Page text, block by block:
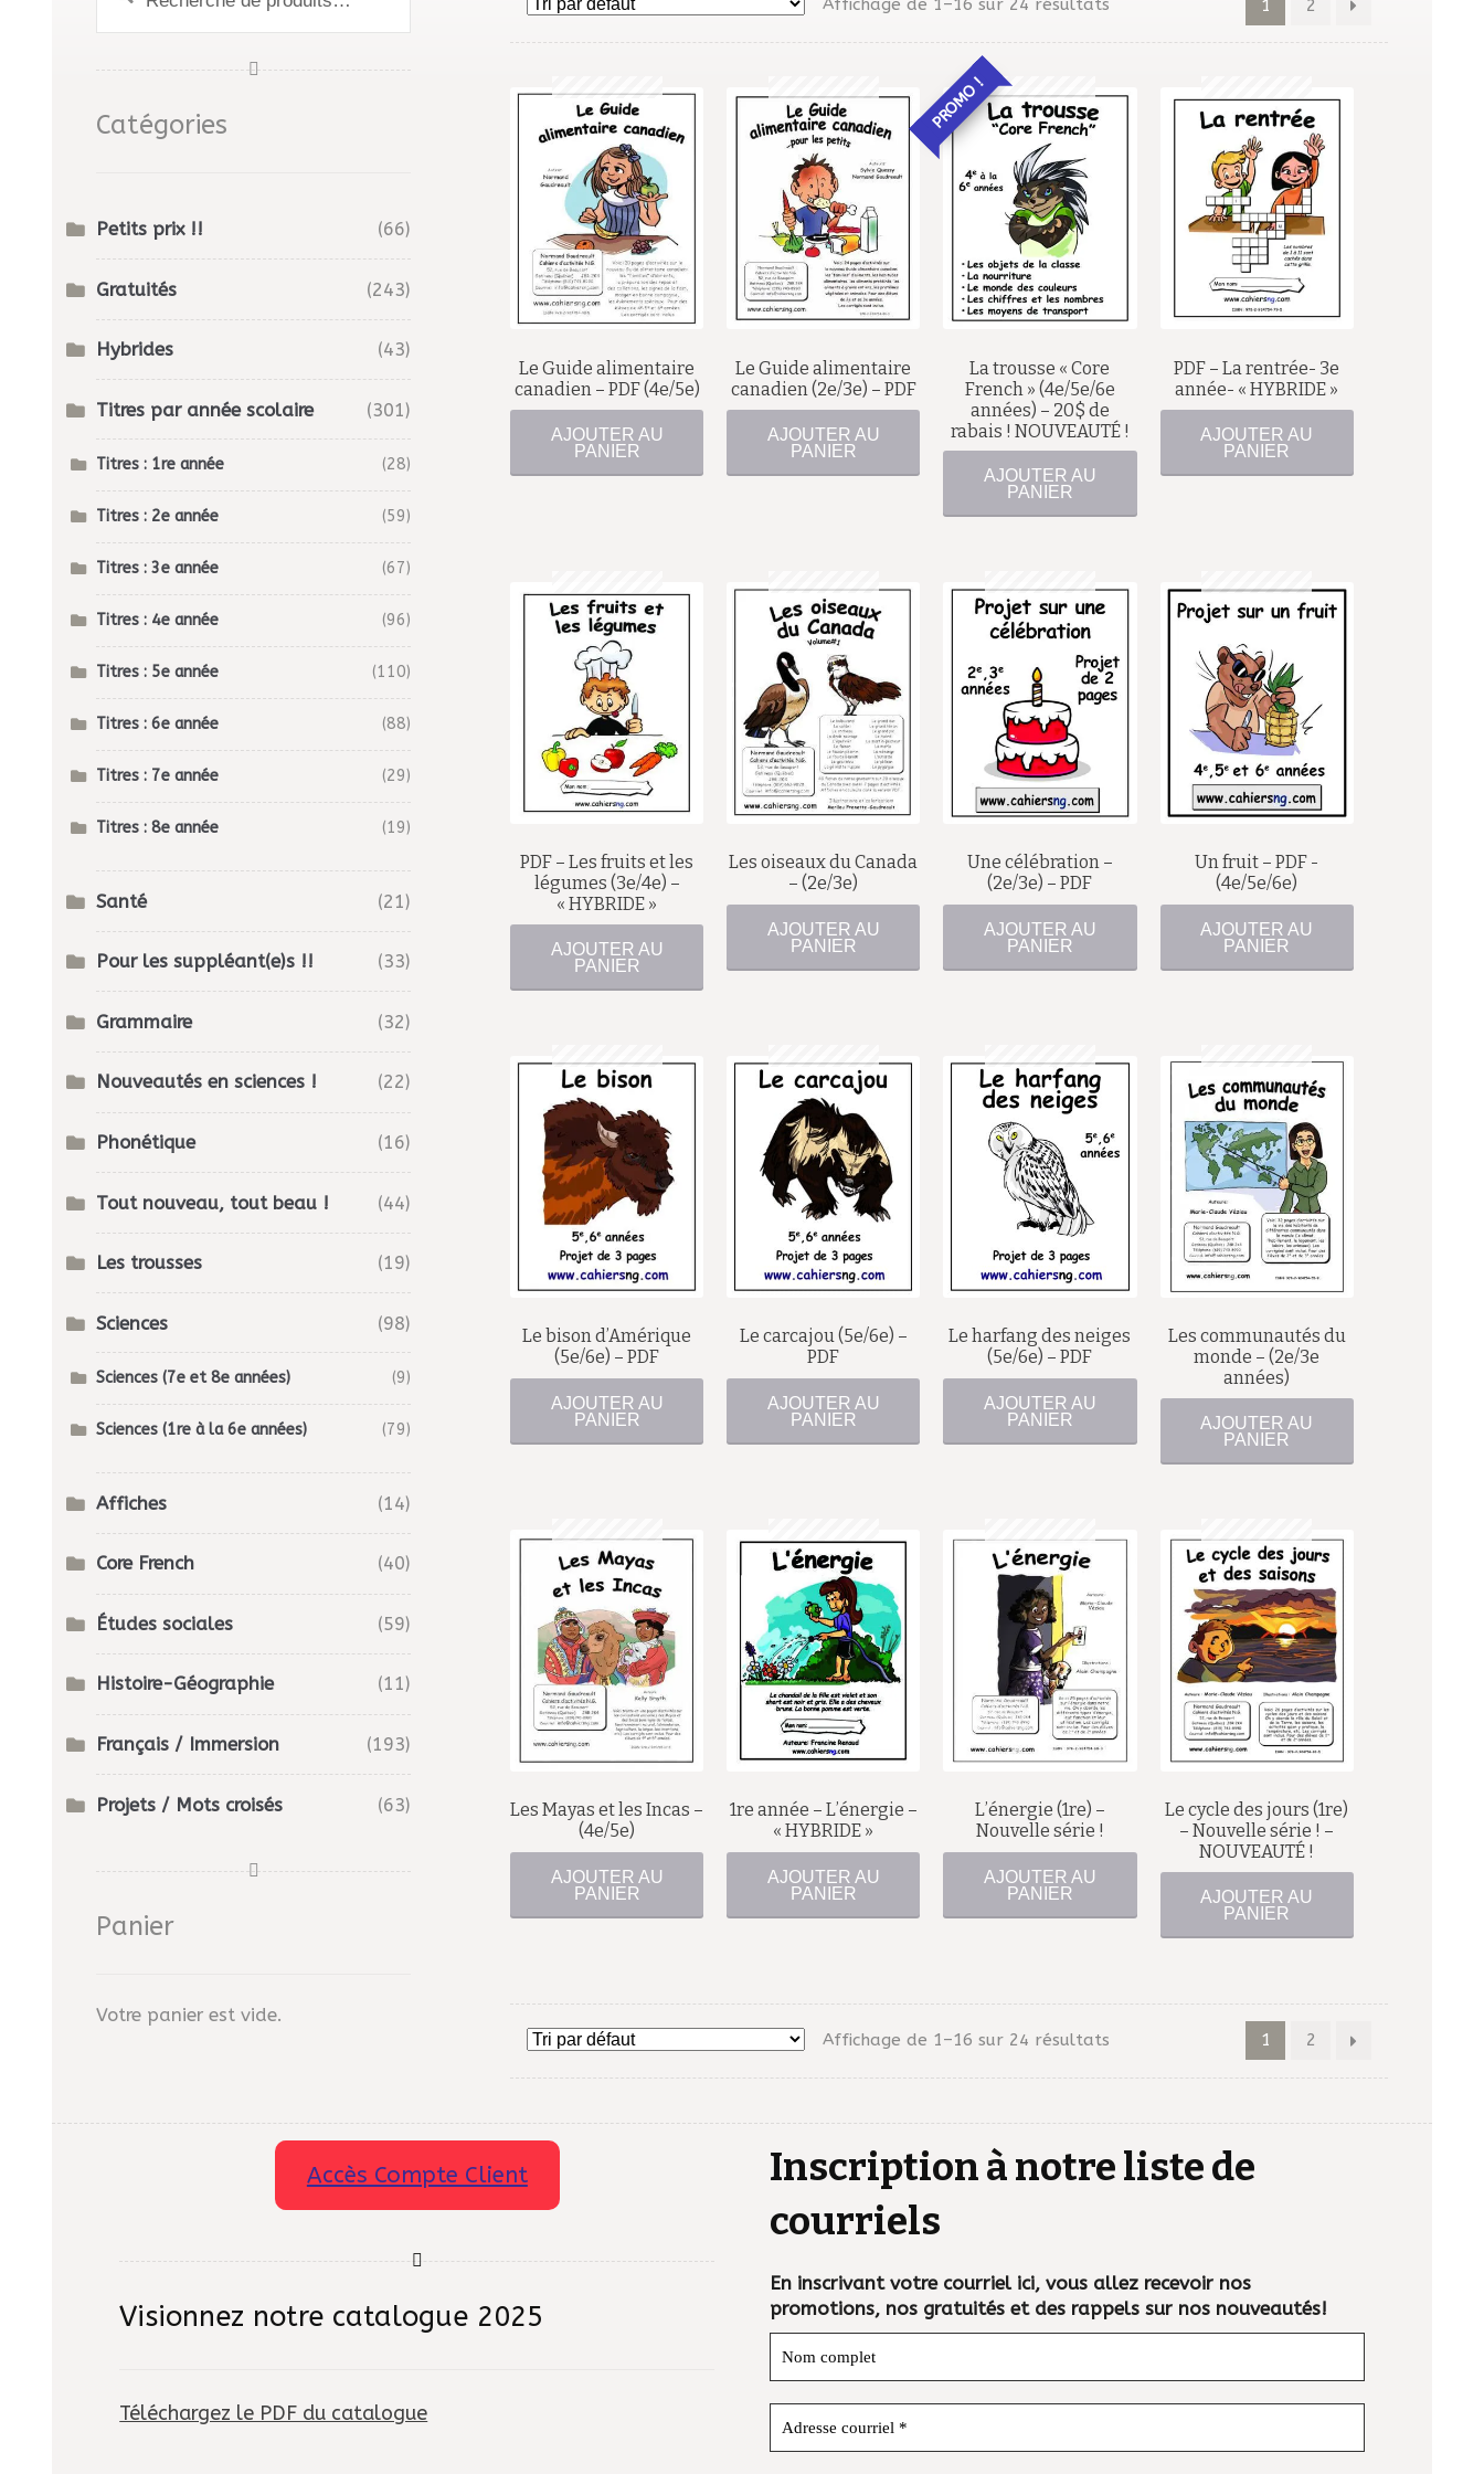
Affichage de 1–16 sur 24 résultats 1 2
Le Guide alimentaire
canadien – PDF (4e/5e)
AJOUTER AU
PANIER
Le Guide alimentaire
canadien (2e/3e) – PDF
AJOUTER AU
PANIER
La trousse « Core
French » (4e/5e/6e
années) – 20$ de
rabais ! NOUVEAUTÉ !
PROMO !
67,50$
AJOUTER AU
PANIER
PDF – La rentrée- 3e
année- « HYBRIDE »
AJOUTER AU
PANIER
PDF – Les fruits et les
légumes (3e/4e) –
« HYBRIDE »
$
AJOUTER AU
PANIER
Les oiseaux du Canada
– (2e/3e)
AJOUTER AU
PANIER
Une célébration –
(2e/3e) – PDF
AJOUTER AU
PANIER
Un fruit – PDF -
(4e/5e/6e)
AJOUTER AU
PANIER
Le bison d’Amérique
(5e/6e) – PDF
AJOUTER AU
PANIER
Le carcajou (5e/6e) –
PDF
AJOUTER AU
PANIER
Le harfang des neiges
(5e/6e) – PDF
AJOUTER AU
PANIER
Les communautés du
monde – (2e/3e
années)
$
AJOUTER AU
PANIER
Les Mayas et les Incas –
(4e/5e)
AJOUTER AU
PANIER
1re année – L’énergie –
« HYBRIDE »
AJOUTER AU
PANIER
L’énergie (1re) –
Nouvelle série !
AJOUTER AU
PANIER
Le cycle des jours (1re)
– Nouvelle série ! –
NOUVEAUTÉ !
$
AJOUTER AU
PANIER
Affichage de 1–16 sur 24 résultats 1 2
pour :
Catégories
Petits prix !! (66)
Gratuités (243)
Hybrides (43)
Titres par année scolaire (301)
Titres : 1re année (28)
Titres : 2e année (59)
Titres : 3e année (67)
Titres : 4e année (96)
Titres : 5e année (110)
Titres : 6e année (88)
Titres : 7e année (29)
Titres : 8e année (19)
Santé (21)
Pour les suppléant(e)s !! (33)
Grammaire (32)
Nouveautés en sciences ! (22)
Phonétique (16)
Tout nouveau, tout beau ! (44)
Les trousses (19)
Sciences (98)
Sciences (7e et 8e années) (9)
Sciences (1re à la 6e années) (79)
Affiches (14)
Core French (40)
Études sociales (59)
Histoire-Géographie (11)
Français / Immersion (193)
Projets / Mots croisés (63)
Panier
Votre panier est vide.
Accès Compte Client
Visionnez notre catalogue 2025
Téléchargez le PDF du catalogue
Inscription à notre liste de
courriels
En inscrivant votre courriel ici, vous allez recevoir nos
promotions, nos gratuités et des rappels sur nos nouveautés!